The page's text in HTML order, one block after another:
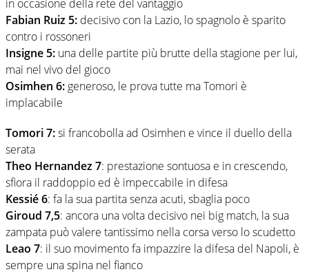
in occasione della rete del vantaggio
Fabian Ruiz 5: decisivo con la Lazio, lo spagnolo è sparito
contro i rossoneri
Insigne 5: una delle partite più brutte della stagione per lui,
mai nel vivo del gioco
Osimhen 6:generoso, le prova tutte ma Tomori è
implacabile
Tomori 7:si francobolla ad Osimhen e vince il duello della
serata
Theo Hernandez 7: prestazione sontuosa e in crescendo,
sfiora il raddoppio ed è impeccabile in difesa
Kessié 6: fa la sua partita senza acuti, sbaglia poco
Giroud 7,5: ancora una volta decisivo nei big match, la sua
zampata può valere tantissimo nella corsa verso lo scudetto
Leao 7: il suo movimento fa impazzire la difesa del Napoli, è
sempre una spina nel fianco